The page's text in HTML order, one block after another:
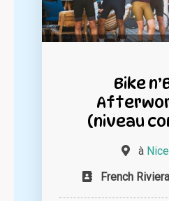
Bike
(niveau
à
French